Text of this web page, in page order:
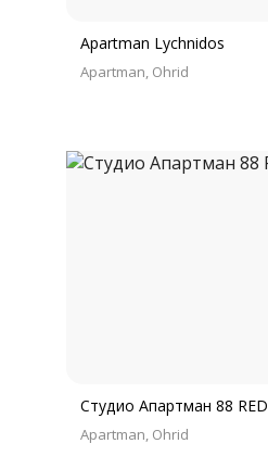
Apartman Lychnidos
Apartman Ohrid
Студио Апартман 88 RED
Apartman Ohrid